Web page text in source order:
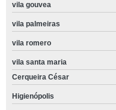
vila gouvea
vila palmeiras
vila romero
vila santa maria
Cerqueira César
Higienópolis